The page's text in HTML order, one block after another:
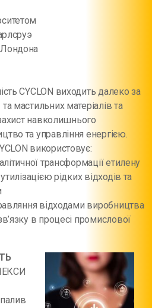
CYCLON виходить далеко за
мастильних матеріалів та
навколишнього
та управління енергією.
використовує:
трансформації етилену
рідких відходів та
відходами виробництва
в процесі промислової